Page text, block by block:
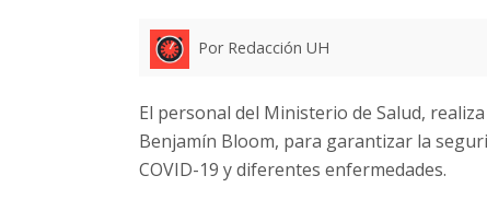
Por Redacción UH
El personal del Ministerio de Salud,
Benjamín Bloom, para garantizar la
COVID-19 y diferentes enfermedades.